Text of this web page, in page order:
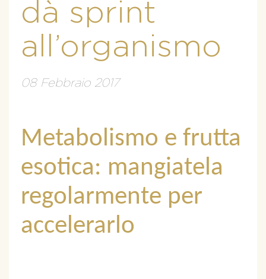
dà sprint
all’organismo
08 Febbraio 2017
Metabolismo e frutta
esotica: mangiatela
regolarmente per
accelerarlo